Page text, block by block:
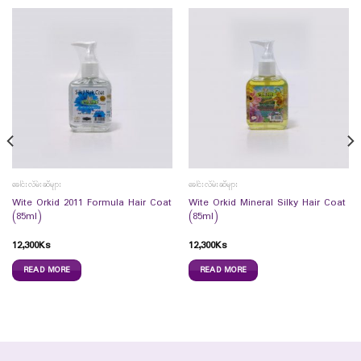
ခေါင်းလိမ်းဆီများ
Wite Orkid 2011 Formula Hair Coat
(85ml)
12,300Ks
READ MORE
ခေါင်းလိမ်းဆီများ
Wite Orkid Mineral Silky Hair Coat
(85ml)
12,300Ks
READ MORE